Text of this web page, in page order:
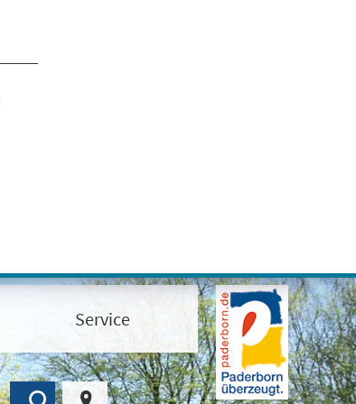
Service